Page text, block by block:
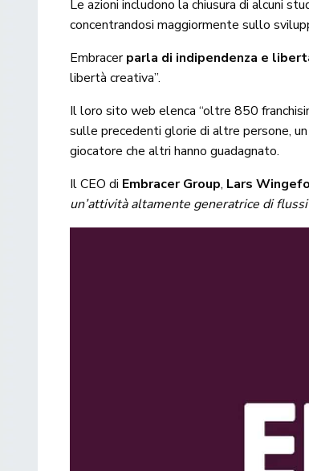
Le azioni includono la chiusura di alcuni
concentrandosi maggiormente sullo
Embracerparla di indipendenza e
libertà creativa”.
Il loro sito web elenca “oltre 850
sulle precedenti glorie di altre persone,
giocatore che altri hanno guadagnato.
Il CEO di Embracer Group, Lars
un’attività altamente generatrice di flussi